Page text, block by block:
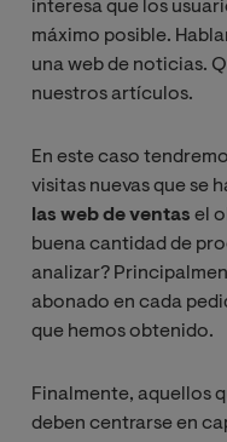
interesa que los
máximo posible.
una web de noticias.
nuestros artículos.
En este caso
visitas nuevas que se
las web de ventas el
buena cantidad de
analizar?
abonado en cada
que hemos obtenido.
Finalmente, aquellos
deben centrarse en